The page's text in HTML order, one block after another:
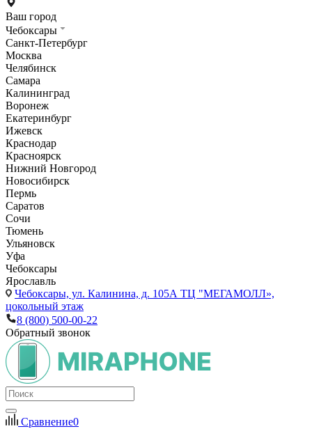
Ваш город
Чебоксары
Санкт-Петербург
Москва
Челябинск
Самара
Калининград
Воронеж
Екатеринбург
Ижевск
Краснодар
Красноярск
Нижний Новгород
Новосибирск
Пермь
Саратов
Сочи
Тюмень
Ульяновск
Уфа
Чебоксары
Ярославль
Чебоксары, ул. Калинина, д. 105А ТЦ "МЕГАМОЛЛ»,
цокольный этаж
8 (800) 500-00-22
Обратный звонок
Сравнение0